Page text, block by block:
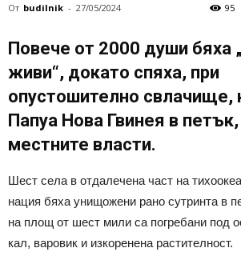
От budilnik - 27/05/2024 95
Повече от 2000 души бяха
живи“, докато спяха, при
опустошително свлачище,
Папуа Нова Гвинея в
местните власти.
Шест села в отдалечена част на
нация бяха унищожени рано сутринта в
на площ от шест мили са погребани под
кал, варовик и изкоренена растителност.